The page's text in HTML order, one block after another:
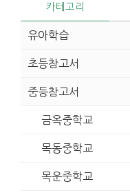
카테고리
유아학습
초등참고서
중등참고서
금옥중학교
목동중학교
목운중학교